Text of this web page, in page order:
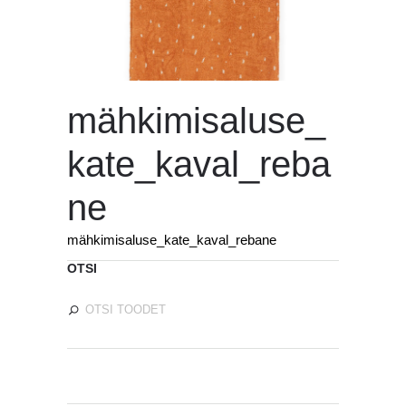
mähkimisaluse_
kate_kaval_reba
ne
mähkimisaluse_kate_kaval_rebane
OTSI